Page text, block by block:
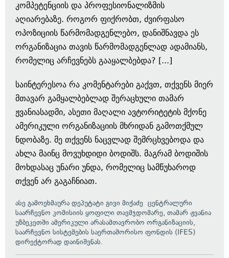
კომპეტენციის და პროფესიონალიზმის
აღიარებაზე. როგორ ფიქრობთ, ძვირფასო
ოპოზიციის წარმომადგენლებო, დანიშნავდა ეს
ორგანიზაცია თავის წარმომადგენლად ადამიანს,
რომელიც არჩევნებს გააყალბებდა? [...]
საინტერესოა რა კომენტარები გაქვთ, თქვენს მიერ
მთავარ გამყალბებლად შერაცხული თამარ
ჟვანიასადმი, ასეთი მაღალი ავტორიტეტის მქონე
ამერიკული ორგანიზაციის მხრიდან გამოთქმულ
ნდობაზე. მე თქვენს ნაცვლად შემრცხვებოდა და
ახლა მაინც მოვუხდიდი ბოდიშს. მაგრამ ბოდიშის
მოხდასაც უნარი უნდა, რომელიც სამწუხაროდ
თქვენ არ გაგაჩნიათ.
ასე გამოეხმაურა დეპუტატი გივი მიქაძე ცენტრალური
საარჩევნო კომისიის ყოფილი თავმჯდომარე, თამარ ჟვანია
უზბეკეთში ამერიკული არასამთავრობო ორგანიზაციის,
საარჩევნო სისტემების საერთაშორისო ფონდის (IFES)
დირექტორად დაინიშვნას.